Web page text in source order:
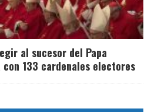
al sucesor del Papa
con 133 cardenales electores